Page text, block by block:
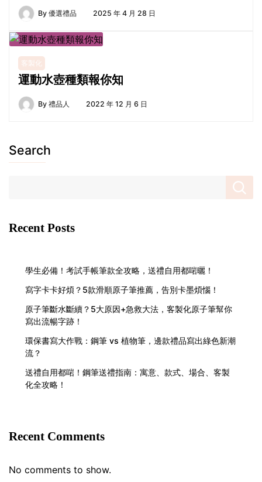
By 優選禮品 2025 年 4 月 28 日
客製化
運動水壺種類報你知
By 禮品人 2022 年 12 月 6 日
Search
Recent Posts
學生必備！考試手帳筆款全攻略，送禮自用都啱曬！
寫字卡卡好煩？5款滑順原子筆推薦，告別卡墨煩惱！
原子筆斷水斷續？5大原因+急救大法，客製化原子筆幫你
寫出流暢字跡！
環保書寫大作戰：鋼筆 vs 植物筆，邊款禮品寫出綠色新潮
流？
送禮自用都啱！鋼筆送禮指南：寓意、款式、場合、客製
化全攻略！
Recent Comments
No comments to show.